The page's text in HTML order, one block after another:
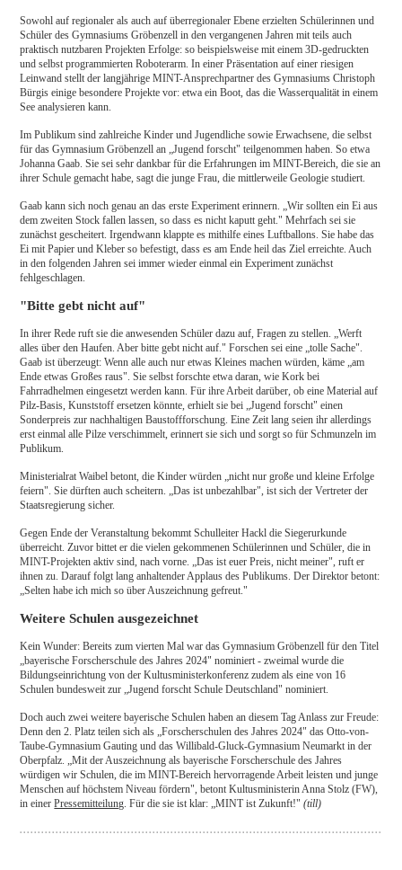
Sowohl auf regionaler als auch auf überregionaler Ebene erzielten Schülerinnen und
Schüler des Gymnasiums Gröbenzell in den vergangenen Jahren mit teils auch
praktisch nutzbaren Projekten Erfolge: so beispielsweise mit einem 3D-gedruckten
und selbst programmierten Roboterarm. In einer Präsentation auf einer riesigen
Leinwand stellt der langjährige MINT-Ansprechpartner des Gymnasiums Christoph
Bürgis einige besondere Projekte vor: etwa ein Boot, das die Wasserqualität in einem
See analysieren kann.
Im Publikum sind zahlreiche Kinder und Jugendliche sowie Erwachsene, die selbst
für das Gymnasium Gröbenzell an „Jugend forscht" teilgenommen haben. So etwa
Johanna Gaab. Sie sei sehr dankbar für die Erfahrungen im MINT-Bereich, die sie an
ihrer Schule gemacht habe, sagt die junge Frau, die mittlerweile Geologie studiert.
Gaab kann sich noch genau an das erste Experiment erinnern. „Wir sollten ein Ei aus
dem zweiten Stock fallen lassen, so dass es nicht kaputt geht." Mehrfach sei sie
zunächst gescheitert. Irgendwann klappte es mithilfe eines Luftballons. Sie habe das
Ei mit Papier und Kleber so befestigt, dass es am Ende heil das Ziel erreichte. Auch
in den folgenden Jahren sei immer wieder einmal ein Experiment zunächst
fehlgeschlagen.
"Bitte gebt nicht auf"
In ihrer Rede ruft sie die anwesenden Schüler dazu auf, Fragen zu stellen. „Werft
alles über den Haufen. Aber bitte gebt nicht auf." Forschen sei eine „tolle Sache".
Gaab ist überzeugt: Wenn alle auch nur etwas Kleines machen würden, käme „am
Ende etwas Großes raus". Sie selbst forschte etwa daran, wie Kork bei
Fahrradhelmen eingesetzt werden kann. Für ihre Arbeit darüber, ob eine Material auf
Pilz-Basis, Kunststoff ersetzen könnte, erhielt sie bei „Jugend forscht" einen
Sonderpreis zur nachhaltigen Baustoffforschung. Eine Zeit lang seien ihr allerdings
erst einmal alle Pilze verschimmelt, erinnert sie sich und sorgt so für Schmunzeln im
Publikum.
Ministerialrat Waibel betont, die Kinder würden „nicht nur große und kleine Erfolge
feiern". Sie dürften auch scheitern. „Das ist unbezahlbar", ist sich der Vertreter der
Staatsregierung sicher.
Gegen Ende der Veranstaltung bekommt Schulleiter Hackl die Siegerurkunde
überreicht. Zuvor bittet er die vielen gekommenen Schülerinnen und Schüler, die in
MINT-Projekten aktiv sind, nach vorne. „Das ist euer Preis, nicht meiner", ruft er
ihnen zu. Darauf folgt lang anhaltender Applaus des Publikums. Der Direktor betont:
„Selten habe ich mich so über Auszeichnung gefreut."
Weitere Schulen ausgezeichnet
Kein Wunder: Bereits zum vierten Mal war das Gymnasium Gröbenzell für den Titel
„bayerische Forscherschule des Jahres 2024" nominiert - zweimal wurde die
Bildungseinrichtung von der Kultusministerkonferenz zudem als eine von 16
Schulen bundesweit zur „Jugend forscht Schule Deutschland" nominiert.
Doch auch zwei weitere bayerische Schulen haben an diesem Tag Anlass zur Freude:
Denn den 2. Platz teilen sich als „Forscherschulen des Jahres 2024" das Otto-von-
Taube-Gymnasium Gauting und das Willibald-Gluck-Gymnasium Neumarkt in der
Oberpfalz. „Mit der Auszeichnung als bayerische Forscherschule des Jahres
würdigen wir Schulen, die im MINT-Bereich hervorragende Arbeit leisten und junge
Menschen auf höchstem Niveau fördern", betont Kultusministerin Anna Stolz (FW),
in einerPressemitteilung . Für die sie ist klar: „MINT ist Zukunft!"(till)